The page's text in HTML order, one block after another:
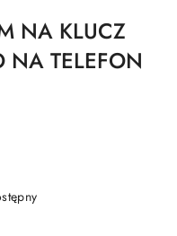
NA KLUCZ
NA TELEFON